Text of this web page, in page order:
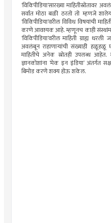
‘विकिपीडिया’सारख्या
सर्वात मोठा बळी ठरतो तो म्हणजे शालेय
‘विकिपीडिया’वरील विविध विषयांची
करणे आवश्यक आहे. म्हणूनच काही
‘विकिपीडिया’वरील माहिती ग्राह्य धरली
अवलंबून राहाणार्‍यांची संख्याही
माहितीचे अनेक स्रोतही उपलब्ध आहेत.
ज्ञानकोशांना ‘मेक इन इंडिया’ अंतर्गत
बिमोड करणे शक्य होऊ शकेल.